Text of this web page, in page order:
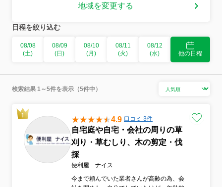
地域を変更する
日程を絞り込む
08/08
(土)
08/09
(日)
08/10
(月)
08/11
(火)
08/12
(水)
他の日程
検索結果 1～5件を表示（5件中）
4.9 口コミ 3件
自宅庭や自宅・会社の周りの草
刈り・草むしり、木の剪定・伐
採
便利屋 ナイス
今まで頼んでいた業者さんが高齢の為、会